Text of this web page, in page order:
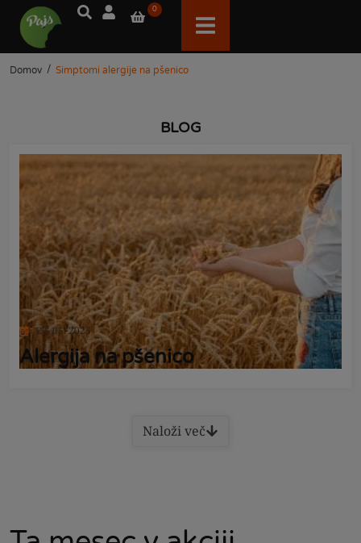
0
Domov / Simptomi alergije na pšenico
BLOG
22. 05. 2025
Alergija na pšenico
Naloži več